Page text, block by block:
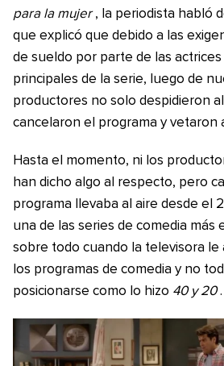
para la mujer , la periodista habló
que explicó que debido a las
de sueldo por parte de las
principales de la serie, luego de
productores no solo despidieron
cancelaron el programa y vetaron
Hasta el momento, ni los
han dicho algo al respecto, pero
programa llevaba al aire desde el
una de las series de comedia más
sobre todo cuando la televisora
los programas de comedia y no
posicionarse como lo hizo 40 y 20 .